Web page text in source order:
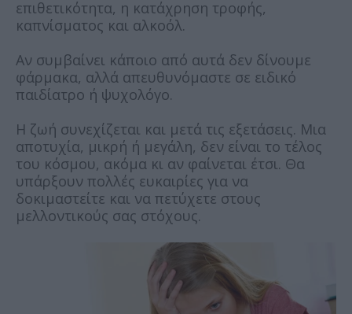
επιθετικότητα, η κατάχρηση τροφής,
καπνίσματος και αλκοόλ.
Αν συμβαίνει κάποιο από αυτά δεν δίνουμε
φάρμακα, αλλά απευθυνόμαστε σε ειδικό
παιδίατρο ή ψυχολόγο.
Η ζωή συνεχίζεται και μετά τις εξετάσεις. Μια
αποτυχία, μικρή ή μεγάλη, δεν είναι το τέλος
του κόσμου, ακόμα κι αν φαίνεται έτσι. Θα
υπάρξουν πολλές ευκαιρίες για να
δοκιμαστείτε και να πετύχετε στους
μελλοντικούς σας στόχους.